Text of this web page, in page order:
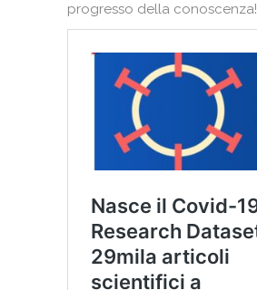
progresso della conoscenza!